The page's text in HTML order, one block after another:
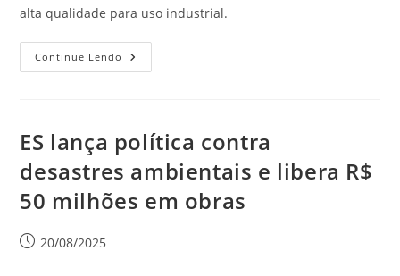
alta qualidade para uso industrial.
Continue Lendo
ES lança política contra
desastres ambientais e libera R$
50 milhões em obras
20/08/2025